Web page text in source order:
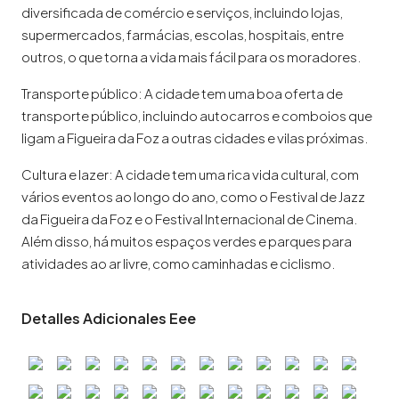
diversificada de comércio e serviços, incluindo lojas,
supermercados, farmácias, escolas, hospitais, entre
outros, o que torna a vida mais fácil para os moradores.
Transporte público: A cidade tem uma boa oferta de
transporte público, incluindo autocarros e comboios que
ligam a Figueira da Foz a outras cidades e vilas próximas.
Cultura e lazer: A cidade tem uma rica vida cultural, com
vários eventos ao longo do ano, como o Festival de Jazz
da Figueira da Foz e o Festival Internacional de Cinema.
Além disso, há muitos espaços verdes e parques para
atividades ao ar livre, como caminhadas e ciclismo.
Detalles Adicionales Eee